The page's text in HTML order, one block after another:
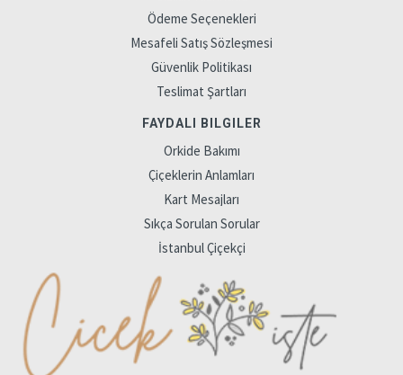
Ödeme Seçenekleri
Mesafeli Satış Sözleşmesi
Güvenlik Politikası
Teslimat Şartları
FAYDALI BILGILER
Orkide Bakımı
Çiçeklerin Anlamları
Kart Mesajları
Sıkça Sorulan Sorular
İstanbul Çiçekçi